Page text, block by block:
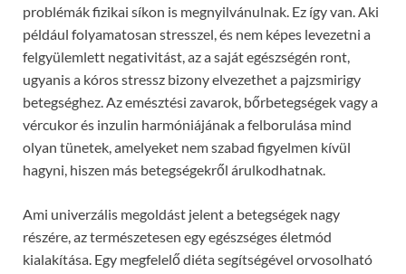
problémák fizikai síkon is megnyilvánulnak. Ez így van. Aki
például folyamatosan stresszel, és nem képes levezetni a
felgyülemlett negativitást, az a saját egészségén ront,
ugyanis a kóros stressz bizony elvezethet a pajzsmirigy
betegséghez. Az emésztési zavarok, bőrbetegségek vagy a
vércukor és inzulin harmóniájának a felborulása mind
olyan tünetek, amelyeket nem szabad figyelmen kívül
hagyni, hiszen más betegségekről árulkodhatnak.
Ami univerzális megoldást jelent a betegségek nagy
részére, az természetesen egy egészséges életmód
kialakítása. Egy megfelelő diéta segítségével orvosolható